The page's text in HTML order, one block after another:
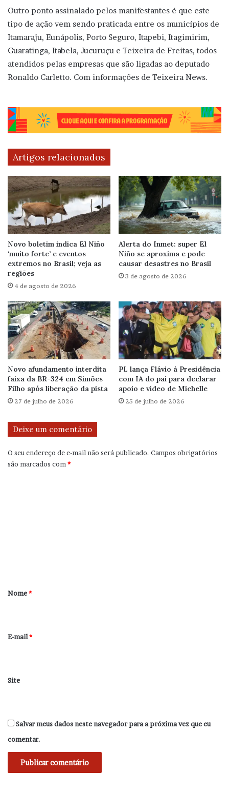
Outro ponto assinalado pelos manifestantes é que este
tipo de ação vem sendo praticada entre os municípios de
Itamaraju, Eunápolis, Porto Seguro, Itapebi, Itagimirim,
Guaratinga, Itabela, Jucuruçu e Teixeira de Freitas, todos
atendidos pelas empresas que são ligadas ao deputado
Ronaldo Carletto. Com informações de Teixeira News.
Artigos relacionados
Novo boletim indica El Niño
‘muito forte’ e eventos
extremos no Brasil; veja as
regiões
4 de agosto de 2026
Alerta do Inmet: super El
Niño se aproxima e pode
causar desastres no Brasil
3 de agosto de 2026
Novo afundamento interdita
faixa da BR-324 em Simões
Filho após liberação da pista
27 de julho de 2026
PL lança Flávio à Presidência
com IA do pai para declarar
apoio e vídeo de Michelle
25 de julho de 2026
Deixe um comentário
O seu endereço de e-mail não será publicado. Campos obrigatórios
são marcados com*
r
*
Nome*
E-mail*
Site
Salvar meus dados neste navegador para a próxima vez que eu
comentar.